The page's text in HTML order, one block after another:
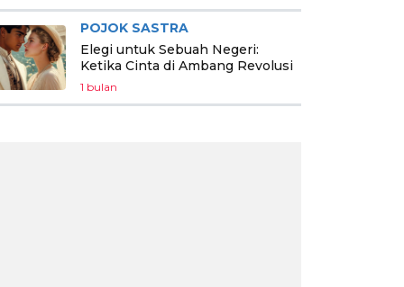
POJOK SASTRA
Elegi untuk Sebuah Negeri:
Ketika Cinta di Ambang Revolusi
1 bulan